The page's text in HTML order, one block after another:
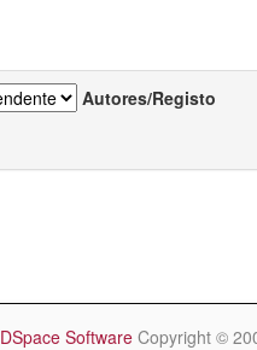
Autores/Registo
DSpace Software Copyright ©